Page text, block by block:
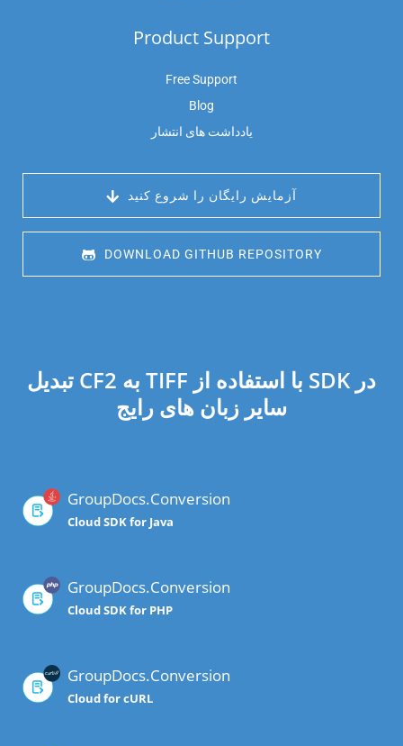
Product Support
Free Support
Blog
یادداشت های انتشار
آزمایش رایگان را شروع کنید
DOWNLOAD GITHUB REPOSITORY
تبدیل CF2 به TIFF با استفاده از SDK در
سایر زبان های رایج
GroupDocs.Conversion
Cloud SDK for Java
GroupDocs.Conversion
Cloud SDK for PHP
GroupDocs.Conversion
Cloud for cURL